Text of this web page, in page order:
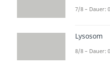
liegen
7/8 – Dauer:
Lysosom
8/8 – Dauer: